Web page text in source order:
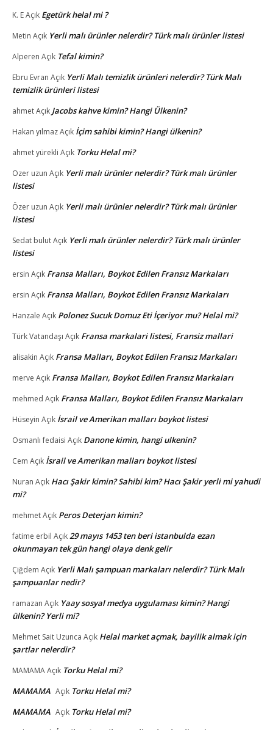
K. EAçık Egetürk helal mi ?
Metin Açık Yerli malı ürünler nelerdir? Türk malı ürünler listesi
Alperen Açık Tefal kimin?
Ebru Evran Açık Yerli Malı temizlik ürünleri nelerdir? Türk Malı
temizlik ürünleri listesi
ahmetAçık Jacobs kahve kimin? Hangi Ülkenin?
Hakan yılmazAçık İçim sahibi kimin? Hangi ülkenin?
ahmet yürekli Açık Torku Helal mi?
Ozer uzun Açık Yerli malı ürünler nelerdir? Türk malı ürünler
listesi
Özer uzun Açık Yerli malı ürünler nelerdir? Türk malı ürünler
listesi
Sedat bulutAçık Yerli malı ürünler nelerdir? Türk malı ürünler
listesi
ersin Açık Fransa Malları, Boykot Edilen Fransız Markaları
ersin Açık Fransa Malları, Boykot Edilen Fransız Markaları
Hanzale Açık Polonez Sucuk Domuz Eti İçeriyor mu? Helal mi?
Türk Vatandaşı Açık Fransa markalari listesi, Fransiz mallari
alisakin Açık Fransa Malları, Boykot Edilen Fransız Markaları
merve Açık Fransa Malları, Boykot Edilen Fransız Markaları
mehmed Açık Fransa Malları, Boykot Edilen Fransız Markaları
Hüseyin Açık İsrail ve Amerikan malları boykot listesi
Osmanlı fedaisi Açık Danone kimin, hangi ulkenin?
Cem Açık İsrail ve Amerikan malları boykot listesi
Nuran Açık Hacı Şakir kimin? Sahibi kim? Hacı Şakir yerli mi yahudi
mi?
mehmetAçık Peros Deterjan kimin?
fatime erbil Açık29 mayıs 1453 ten beri istanbulda ezan
okunmayan tek gün hangi olaya denk gelir
Çiğdem Açık Yerli Malı şampuan markaları nelerdir? Türk Malı
şampuanlar nedir?
ramazan Açık Yaay sosyal medya uygulaması kimin? Hangi
ülkenin? Yerli mi?
Mehmet Sait Uzunca Açık Helal market açmak, bayilik almak için
şartlar nelerdir?
MAMAMAAçık Torku Helal mi?
MAMAMA Açık Torku Helal mi?
MAMAMA Açık Torku Helal mi?